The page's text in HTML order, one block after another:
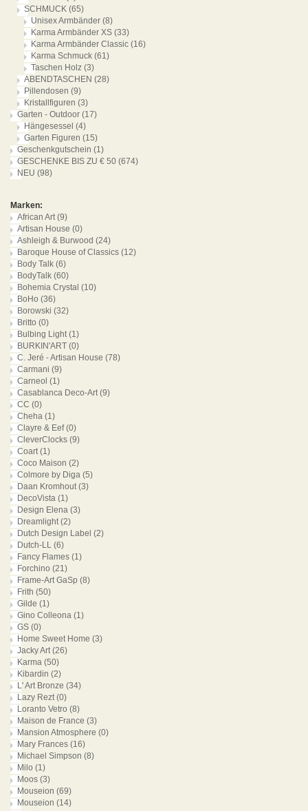
SCHMUCK (65)
Unisex Armbänder (8)
Karma Armbänder XS (33)
Karma Armbänder Classic (16)
Karma Schmuck (61)
Taschen Holz (3)
ABENDTASCHEN (28)
Pillendosen (9)
Kristallfiguren (3)
Garten - Outdoor (17)
Hängesessel (4)
Garten Figuren (15)
Geschenkgutschein (1)
GESCHENKE BIS ZU € 50 (674)
NEU (98)
Marken:
African Art(9)
Artisan House (0)
Ashleigh & Burwood (24)
Baroque House of Classics (12)
Body Talk (6)
BodyTalk (60)
Bohemia Crystal (10)
BoHo (36)
Borowski (32)
Britto (0)
Bulbing Light(1)
BURKIN'ART (0)
C. Jeré - Artisan House (78)
Carmani (9)
Carneol (1)
Casablanca Deco-Art(9)
CC (0)
Cheha (1)
Clayre & Eef(0)
CleverClocks (9)
Coart(1)
Coco Maison (2)
Colmore by Diga (5)
Daan Kromhout(3)
DecoVista (1)
Design Elena (3)
Dreamlight(2)
Dutch Design Label (2)
Dutch-LL (6)
Fancy Flames (1)
Forchino (21)
Frame-Art GaSp (8)
Frith (50)
Gilde (1)
Gino Colleona (1)
GS (0)
Home Sweet Home (3)
Jacky Art(26)
Karma (50)
Kibardin (2)
L' Art Bronze (34)
Lazy Rezt(0)
Loranto Vetro (8)
Maison de France (3)
Mansion Atmosphere (0)
Mary Frances (16)
Michael Simpson (8)
Milo (1)
Moos (3)
Mouseion (69)
Mouseion (14)